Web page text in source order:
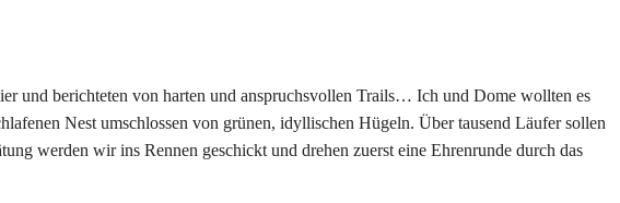
und berichteten von harten und anspruchsvollen Trails… Ich und Dome wollten es
Nest umschlossen von grünen, idyllischen Hügeln. Über tausend Läufer sollen
werden wir ins Rennen geschickt und drehen zuerst eine Ehrenrunde durch das